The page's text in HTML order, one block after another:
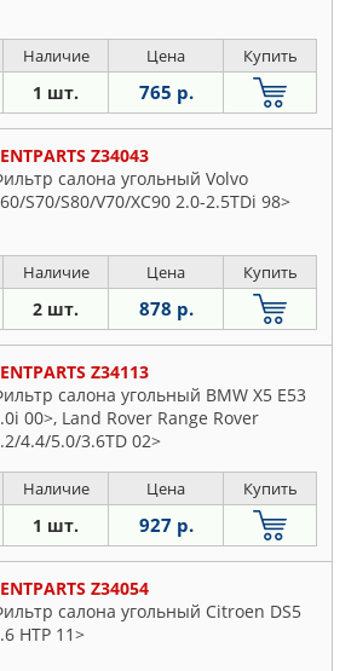
Наличие Цена Купить
1 шт. 765 р.
Z34043
салона угольный Volvo
S70/S80/V70/XC90 2.0-2.5TDi 98>
Наличие Цена Купить
2 шт. 878 р.
Z34113
салона угольный BMW X5 E53
00>, Land Rover Range Rover
4.4/5.0/3.6TD 02>
Наличие Цена Купить
1 шт. 927 р.
Z34054
салона угольный Citroen DS5
HTP 11>